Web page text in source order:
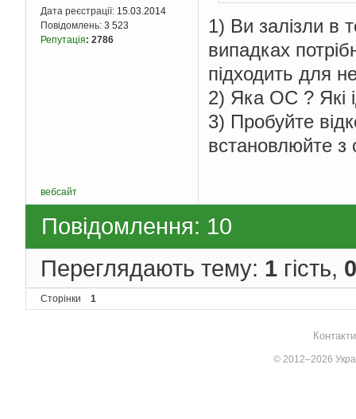
Дата реєстрації: 15.03.2014
Повідомлень: 3 523
Репутація: 2786
1) Ви залізли в
випадках
підходить для
2) Яка ОС ? Які
3) Пробуйте
встановлюйте з
вебсайт
Повідомлення: 10
Переглядають тему: 1 гість, 0
Сторінки 1
© 2012–2026